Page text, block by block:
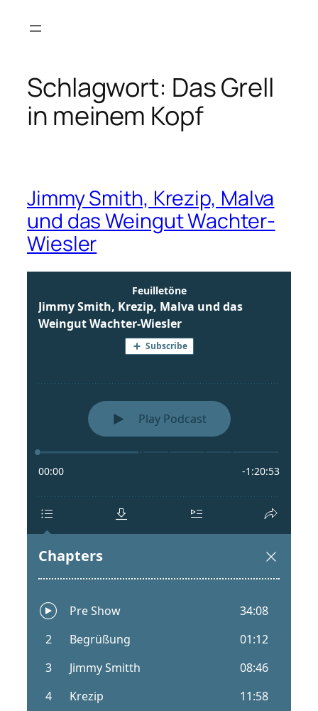
Inhalt
Schlagwort: Das Grell
in meinem Kopf
Jimmy Smith, Krezip, Malva
und das Weingut Wachter-
Wiesler